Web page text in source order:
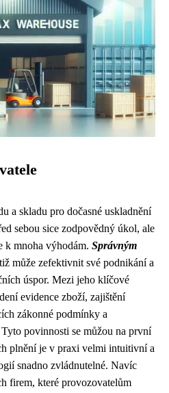
a skladu pro dočasné uskladnění
sebou sice zodpovědný úkol, ale
k mnoha výhodám. Správným
může zefektivnit své podnikání a
úspor. Mezi jeho klíčové
evidence zboží, zajištění
zákonné podmínky a
povinnosti se můžou na první
plnění je v praxi velmi intuitivní a
snadno zvládnutelné. Navíc
firem, které provozovatelům